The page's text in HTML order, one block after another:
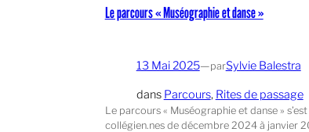
Le parcours « Muséographie et danse »
13 Mai 2025—parSylvie Balestra
dans Parcours, Rites de passage
Le parcours « Muséographie et danse »
collégien.nes de décembre 2024 à janvier